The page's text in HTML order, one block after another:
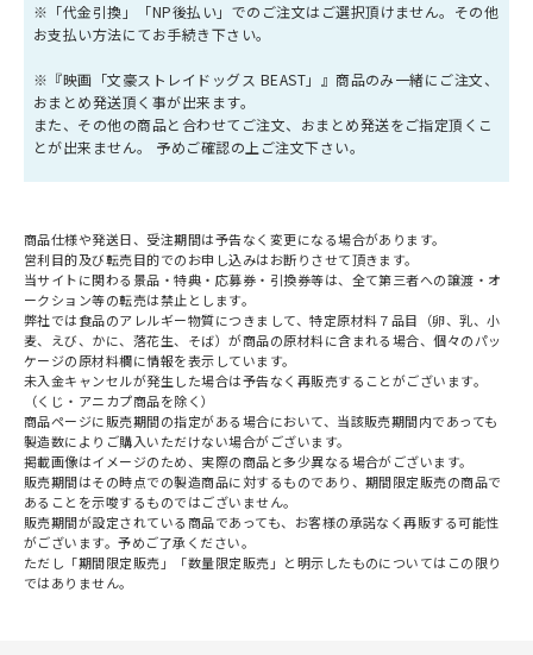
※「代金引換」「NP後払い」でのご注文はご選択頂けません。その他
お支払い方法にてお手続き下さい。
※『映画「文豪ストレイドッグス BEAST」』商品のみ一緒にご注文、
おまとめ発送頂く事が出来ます。
また、その他の商品と合わせてご注文、おまとめ発送をご指定頂くこ
とが出来ません。 予めご確認の上ご注文下さい。
商品仕様や発送日、受注期間は予告なく変更になる場合があります。
営利目的及び転売目的でのお申し込みはお断りさせて頂きます。
当サイトに関わる景品・特典・応募券・引換券等は、全て第三者への譲渡・オ
ークション等の転売は禁止とします。
弊社では食品のアレルギー物質につきまして、特定原材料７品目（卵、乳、小
麦、えび、かに、落花生、そば）が商品の原材料に含まれる場合、個々のパッ
ケージの原材料欄に情報を表示しています。
未入金キャンセルが発生した場合は予告なく再販売することがございます。
（くじ・アニカプ商品を除く）
商品ページに販売期間の指定がある場合において、当該販売期間内であっても
製造数によりご購入いただけない場合がございます。
掲載画像はイメージのため、実際の商品と多少異なる場合がございます。
販売期間はその時点での製造商品に対するものであり、期間限定販売の商品で
あることを示唆するものではございません。
販売期間が設定されている商品であっても、お客様の承諾なく再販する可能性
がございます。予めご了承ください。
ただし「期間限定販売」「数量限定販売」と明示したものについてはこの限り
ではありません。